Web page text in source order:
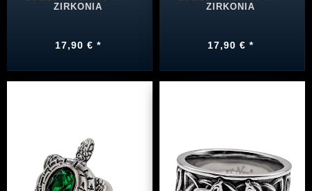
ZIRKONIA
17,90 € *
ZIRKONIA
17,90 € *